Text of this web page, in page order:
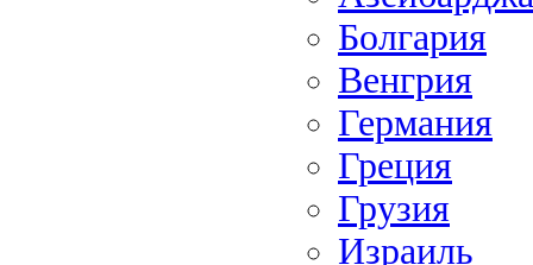
Болгария
Венгрия
Германия
Греция
Грузия
Израиль